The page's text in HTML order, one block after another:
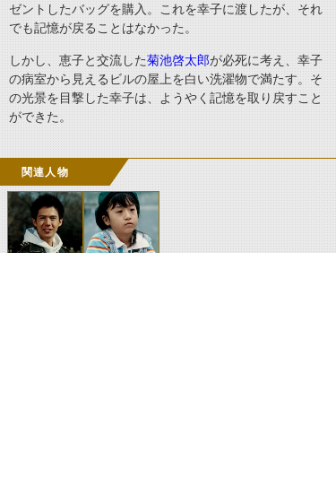
ゼントしたバッグを購入。これを幸子に渡したが、それ
でも記憶が戻ることはなかった。
しかし、恵子と交流した菊池啓太郎が必死に考え、幸子
の病室から見えるビルの屋上を白い洗濯物で満たす。そ
の光景を目撃した幸子は、ようやく記憶を取り戻すこと
ができた。
関連人物